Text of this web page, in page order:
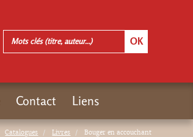
Catalogues Livres Bouger en accouchant
Contact Liens